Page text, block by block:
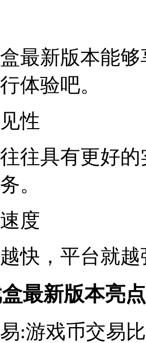
最新版本能
体验吧。
性
往具有更好
。
度
快，平台就越
最新版本亮点
:游戏币交易